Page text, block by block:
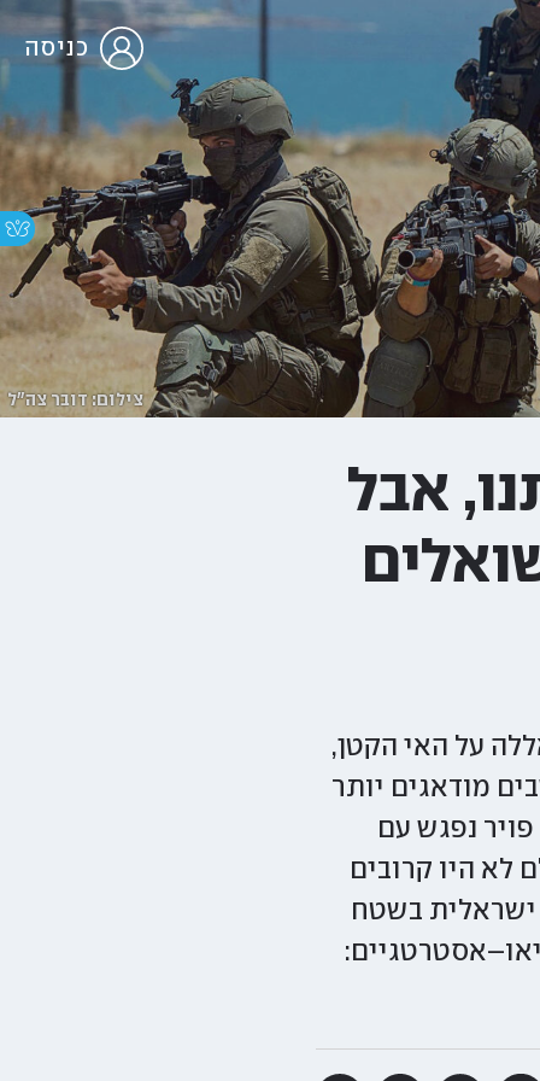
כניסה
צילום: דובר צה"ל
אבל
על האי הקטן,
מודאגים יותר
נפגש עם
לא היו קרובים
ישראלית בשטח